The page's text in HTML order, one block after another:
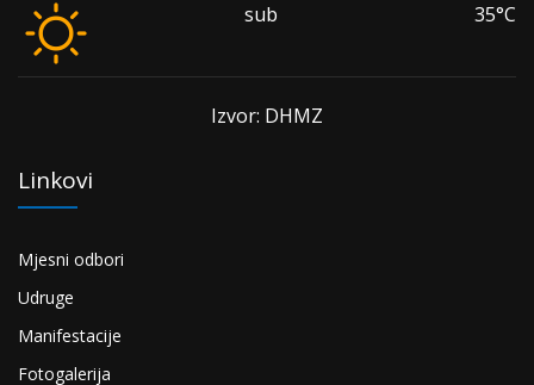
sub 35°C
Izvor: DHMZ
Linkovi
Mjesni odbori
Udruge
Manifestacije
Fotogalerija